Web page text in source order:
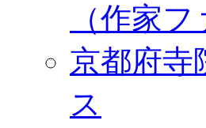
（作家フ
京都府寺
ス